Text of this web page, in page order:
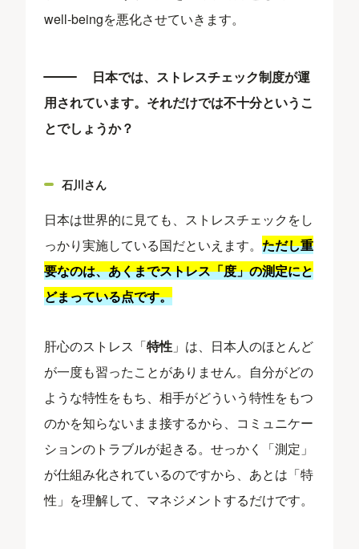
well-beingを悪化させていきます。
日本では、ストレスチェック制度が運
用されています。それだけでは不十分というこ
とでしょうか？
石川さん
日本は世界的に見ても、ストレスチェックをし
っかり実施している国だといえます。ただし重
要なのは、あくまでストレス「度」の測定にと
どまっている点です。
肝心のストレス「特性 」は、日本人のほとんど
が一度も習ったことがありません。自分がどの
ような特性をもち、相手がどういう特性をもつ
のかを知らないまま接するから、コミュニケー
ションのトラブルが起きる。せっかく「測定」
が仕組み化されているのですから、あとは「特
性」を理解して、マネジメントするだけです。